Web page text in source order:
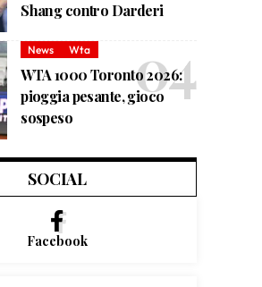
Shang contro Darderi
News Wta
WTA 1000 Toronto 2026:
pioggia pesante, gioco
sospeso
SOCIAL
Facebook